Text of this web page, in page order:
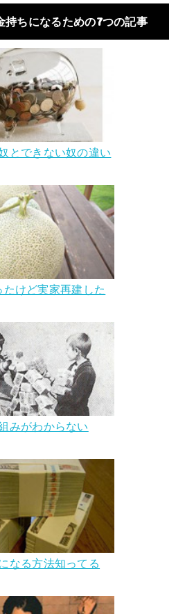
持ちになるための7つの記事
とできない奴の違い
たけど実家再建した
みがわからない
なる方法知ってる